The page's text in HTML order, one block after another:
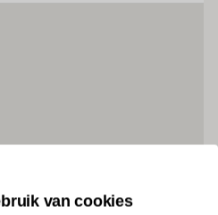
van cookies